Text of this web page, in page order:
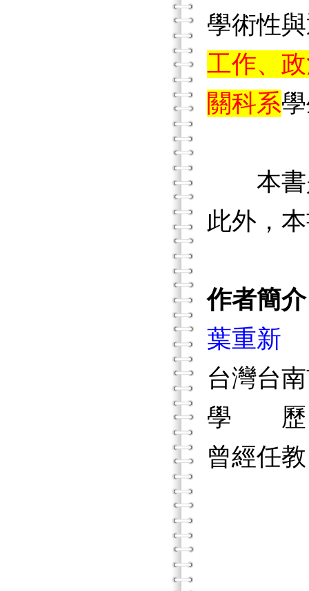
學術性
工作、
關科系
本書是
此外，
作者簡介
葉重新
台灣台
學 歷：
曾經任